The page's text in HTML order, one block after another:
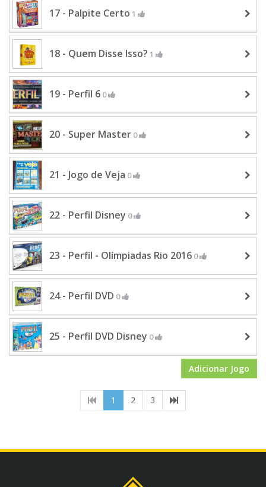
17 - Palpite Certo 1
18 - Quem Disse Isso? 1
19 - Perfil 6 0
20 - Super Master 0
21 - Jogo de Veja 0
22 - Perfil Disney 0
23 - Perfil - Olímpiadas Rio 2016 0
24 - Perfil DVD 0
25 - Perfil DVD Disney 0
Adicionar Jogo
1 (current)
2 3